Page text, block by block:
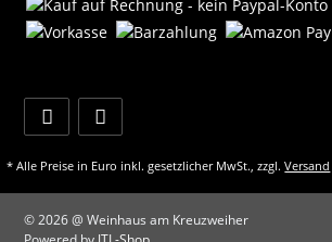
* Alle Preise in Euro inkl. gesetzlicher MwSt., zzgl.Versand
© 2026 @ Weinhaus am Kreuzweiher